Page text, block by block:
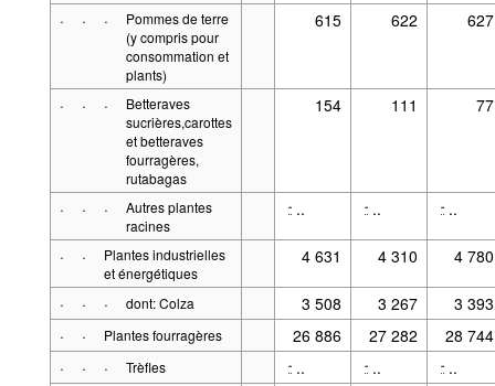
· · ·
Pommes de terre
(y compris pour
consommation et
plants)
615 622 627
· · ·
Betteraves
sucrières,carottes
et betteraves
fourragères,
rutabagas
154 111 77
· · ·
Autres plantes
racines
- .. - .. - ..
· ·
Plantes industrielles
et énergétiques
4 631 4 310 4 780
· · · dont: Colza 3 508 3 267
3 393
· · Plantes fourragères 26 886 27 282
28 744
· · · Trèfles - .. - .. - ..